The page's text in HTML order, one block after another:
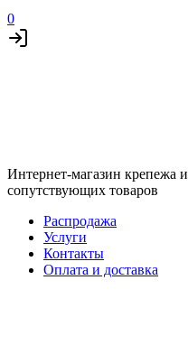
0
Интернет-магазин крепежа и
сопутствующих товаров
Распродажа
Услуги
Контакты
Оплата и доставка